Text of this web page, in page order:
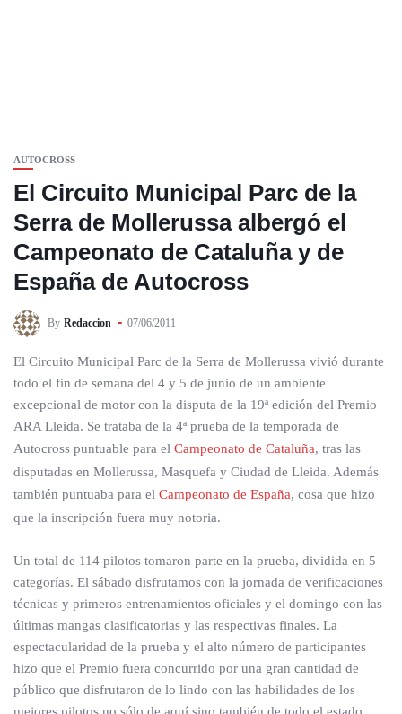
AUTOCROSS
El Circuito Municipal Parc de la
Serra de Mollerussa albergó el
Campeonato de Cataluña y de
España de Autocross
By Redaccion 07/06/2011
El Circuito Municipal Parc de la Serra de Mollerussa vivió durante
todo el fin de semana del 4 y 5 de junio de un ambiente
excepcional de motor con la disputa de la 19ª edición del Premio
ARA Lleida. Se trataba de la 4ª prueba de la temporada de
Autocross puntuable para el Campeonato de Cataluña, tras las
disputadas en Mollerussa, Masquefa y Ciudad de Lleida. Además
también puntuaba para el Campeonato de España, cosa que hizo
que la inscripción fuera muy notoria.
Un total de 114 pilotos tomaron parte en la prueba, dividida en 5
categorías. El sábado disfrutamos con la jornada de verificaciones
técnicas y primeros entrenamientos oficiales y el domingo con las
últimas mangas clasificatorias y las respectivas finales. La
espectacularidad de la prueba y el alto número de participantes
hizo que el Premio fuera concurrido por una gran cantidad de
público que disfrutaron de lo lindo con las habilidades de los